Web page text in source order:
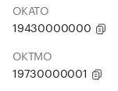
ОКАТО
19430000000
ОКТМО
19730000001